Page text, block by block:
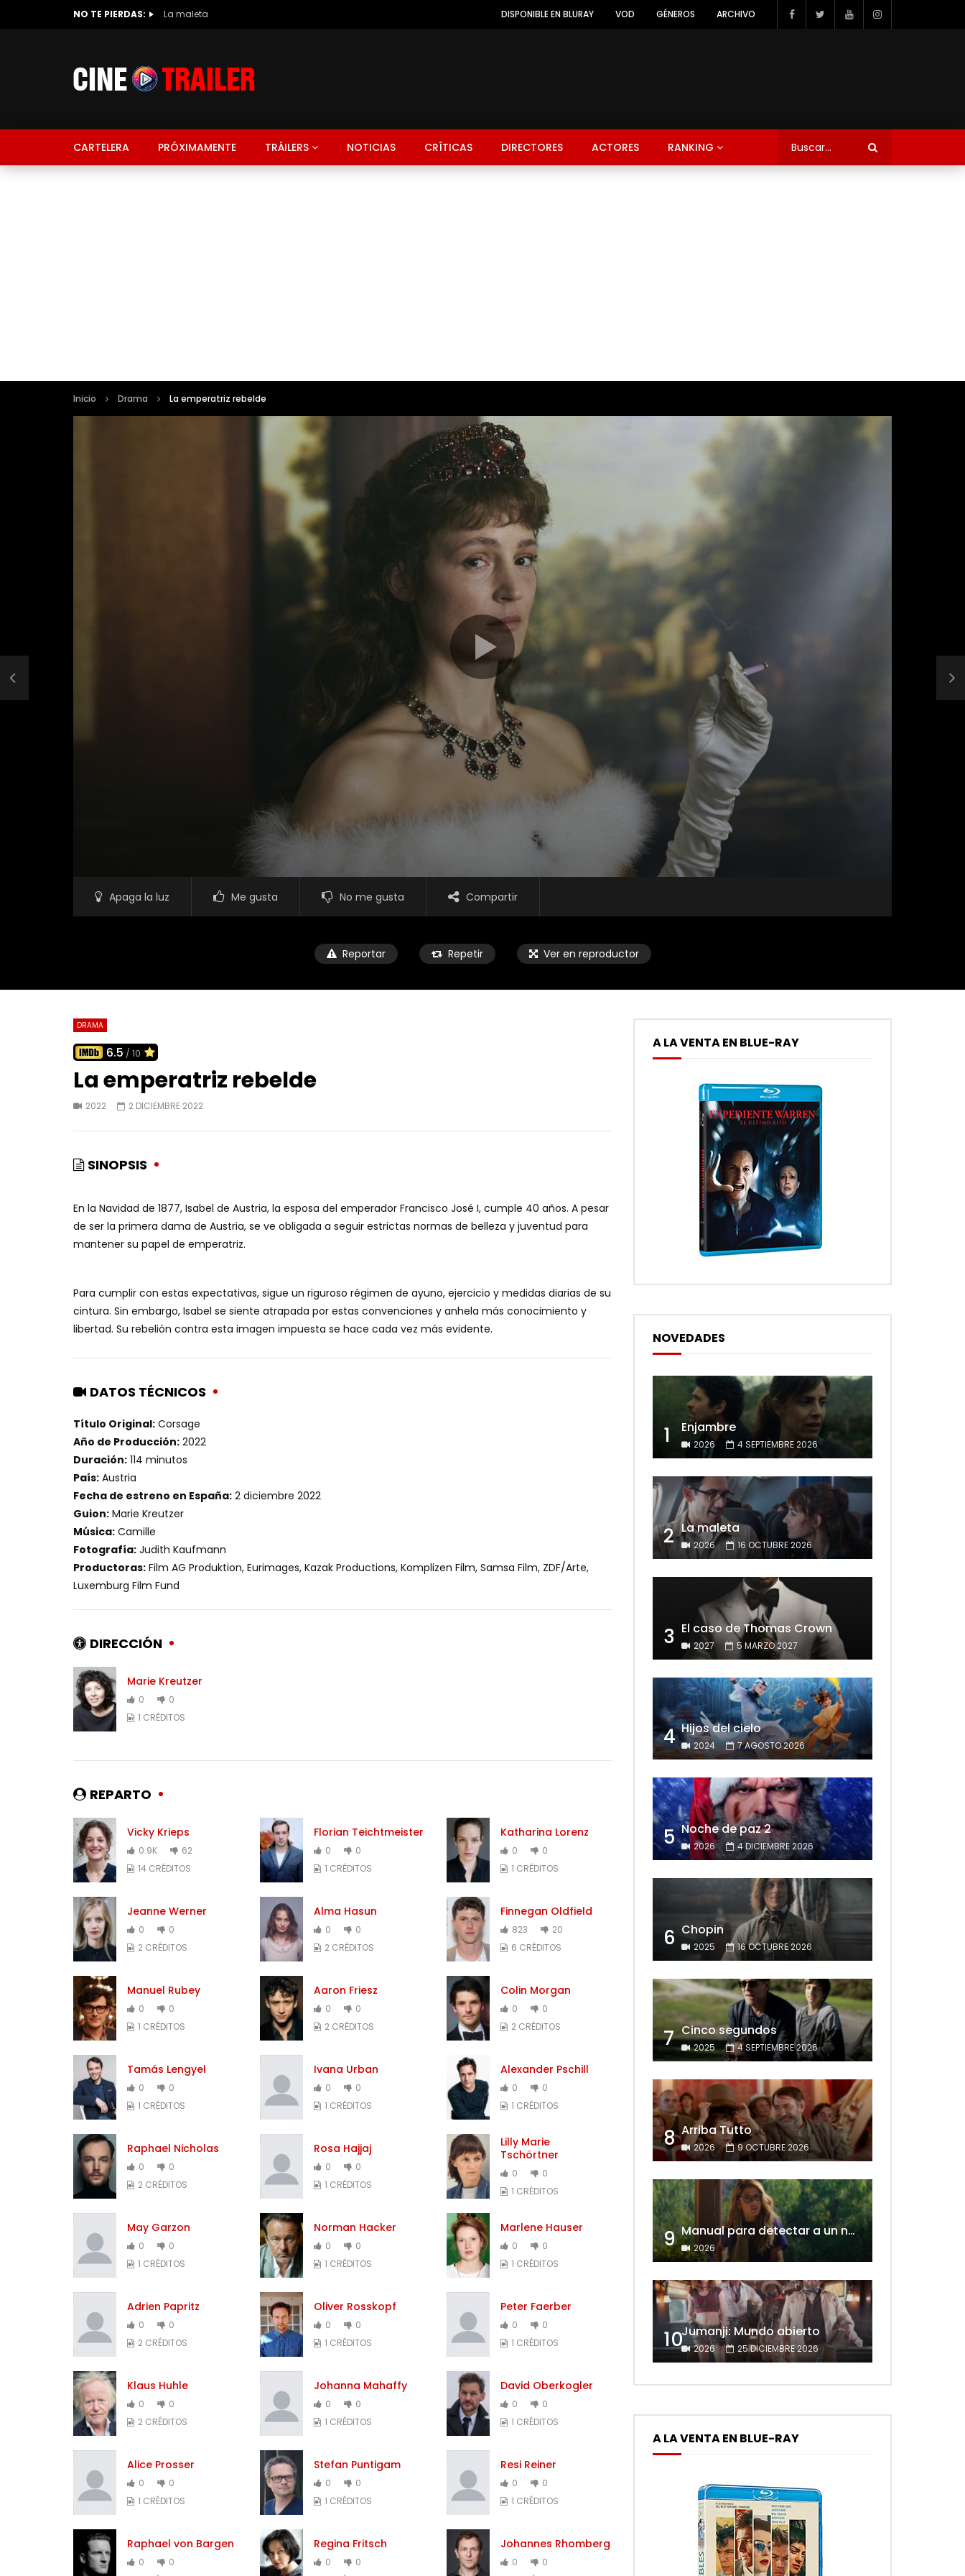
NO TE PIERDAS: La maleta DISPONIBLE EN BLURAY VOD GÉNEROS ARCHIVO
CARTELERA PRÓXIMAMENTE TRÁILERS NOTICIAS CRÍTICAS DIRECTORES ACTORES RANKING
Inicio Drama La emperatriz rebelde
Apaga la luz Me gusta No me gusta Compartir
Reportar Repetir Ver en reproductor
DRAMA
6.5 / 10
La emperatriz rebelde
2022 2 DICIEMBRE 2022
SINOPSIS
En la Navidad de 1877, Isabel de Austria, la esposa del emperador Francisco José I, cumple 40 años. A pesar
de ser la primera dama de Austria, se ve obligada a seguir estrictas normas de belleza y juventud para
mantener su papel de emperatriz.
Para cumplir con estas expectativas, sigue un riguroso régimen de ayuno, ejercicio y medidas diarias de su
cintura. Sin embargo, Isabel se siente atrapada por estas convenciones y anhela más conocimiento y
libertad. Su rebelión contra esta imagen impuesta se hace cada vez más evidente.
DATOS TÉCNICOS
Título Original: Corsage
Año de Producción: 2022
Duración: 114 minutos
País: Austria
Fecha de estreno en España: 2 diciembre 2022
Guion: Marie Kreutzer
Música: Camille
Fotografía: Judith Kaufmann
Productoras: Film AG Produktion, Eurimages, Kazak Productions, Komplizen Film, Samsa Film, ZDF/Arte,
Luxemburg Film Fund
DIRECCIÓN
Marie Kreutzer
0
0
1 CRÉDITOS
REPARTO
Vicky Krieps
0.9K
62
14 CRÉDITOS
Florian Teichtmeister
0
0
1 CRÉDITOS
Katharina Lorenz
0
0
1 CRÉDITOS
Jeanne Werner
0
0
2 CRÉDITOS
Alma Hasun
0
0
2 CRÉDITOS
Finnegan Oldfield
823
20
6 CRÉDITOS
Manuel Rubey
0
0
1 CRÉDITOS
Aaron Friesz
0
0
2 CRÉDITOS
Colin Morgan
0
0
2 CRÉDITOS
Tamás Lengyel
0
0
1 CRÉDITOS
Ivana Urban
0
0
1 CRÉDITOS
Alexander Pschill
0
0
1 CRÉDITOS
Raphael Nicholas
0
0
2 CRÉDITOS
Rosa Hajjaj
0
0
1 CRÉDITOS
Lilly Marie
Tschörtner
0
0
1 CRÉDITOS
May Garzon
0
0
1 CRÉDITOS
Norman Hacker
0
0
1 CRÉDITOS
Marlene Hauser
0
0
1 CRÉDITOS
Adrien Papritz
0
0
2 CRÉDITOS
Oliver Rosskopf
0
0
1 CRÉDITOS
Peter Faerber
0
0
1 CRÉDITOS
Klaus Huhle
0
0
2 CRÉDITOS
Johanna Mahaffy
0
0
1 CRÉDITOS
David Oberkogler
0
0
1 CRÉDITOS
Alice Prosser
0
0
1 CRÉDITOS
Stefan Puntigam
0
0
1 CRÉDITOS
Resi Reiner
0
0
1 CRÉDITOS
Raphael von Bargen
0
0
Regina Fritsch
0
0
Johannes Rhomberg
0
0
A LA VENTA EN BLUE-RAY
NOVEDADES
1 Enjambre
2026 4 SEPTIEMBRE 2026
2 La maleta
2026 16 OCTUBRE 2026
3 El caso de Thomas Crown
2027 5 MARZO 2027
4 Hijos del cielo
2024 7 AGOSTO 2026
5 Noche de paz 2
2026 4 DICIEMBRE 2026
6 Chopin
2025 16 OCTUBRE 2026
7 Cinco segundos
2025 4 SEPTIEMBRE 2026
8 Arriba Tutto
2026 9 OCTUBRE 2026
9 Manual para detectar a un narcisista
2026
10Jumanji: Mundo abierto
2026 25 DICIEMBRE 2026
A LA VENTA EN BLUE-RAY